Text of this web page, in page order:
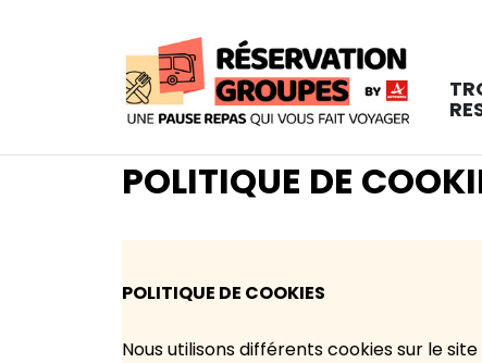
POLITIQUE DE
POLITIQUE DE COOKIES
Nous utilisons différents cookies sur le